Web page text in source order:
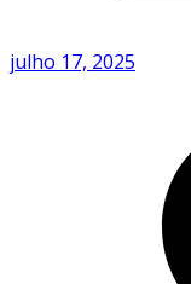
julho 17, 2025